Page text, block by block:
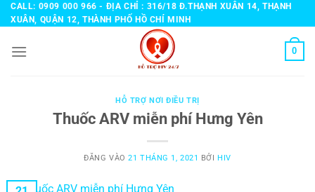
Bỏ
qua
dung
CALL: 0909 000 966 - ĐỊA CHỈ : 316/18 Đ.THẠNH XUÂN 14, THẠNH
XUÂN, QUẬN 12, THÀNH PHỐ HỒ CHÍ MINH
0
HỖ TRỢ NƠI ĐIỀU TRỊ
Thuốc ARV miễn phí Hưng Yên
ĐĂNG VÀO21 THÁNG 1, 2021 BỞIHIV